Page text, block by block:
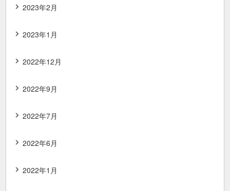
2023年2月
2023年1月
2022年12月
2022年9月
2022年7月
2022年6月
2022年1月